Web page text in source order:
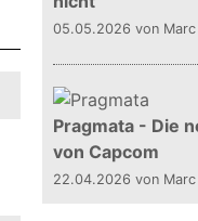
05.05.2026 von
Pragmata - Die
von Capcom
22.04.2026 von